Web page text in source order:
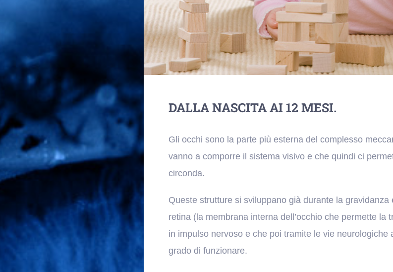
DALLA NASCITA AI 12 MESI.
Gli occhi sono la parte più esterna del complesso
vanno a comporre il sistema visivo e che quindi ci
circonda.
Queste strutture si sviluppano già durante la gravidanza
retina (la membrana interna dell’occhio che permette la
in impulso nervoso e che poi tramite le vie neurologiche
grado di funzionare.